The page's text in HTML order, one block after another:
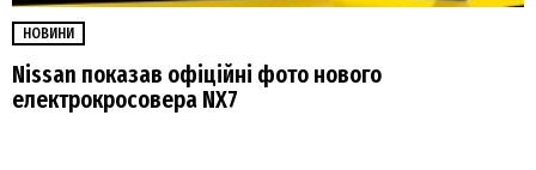
НОВИНИ
Nissan показав офіційні фото нового
електрокросовера NX7